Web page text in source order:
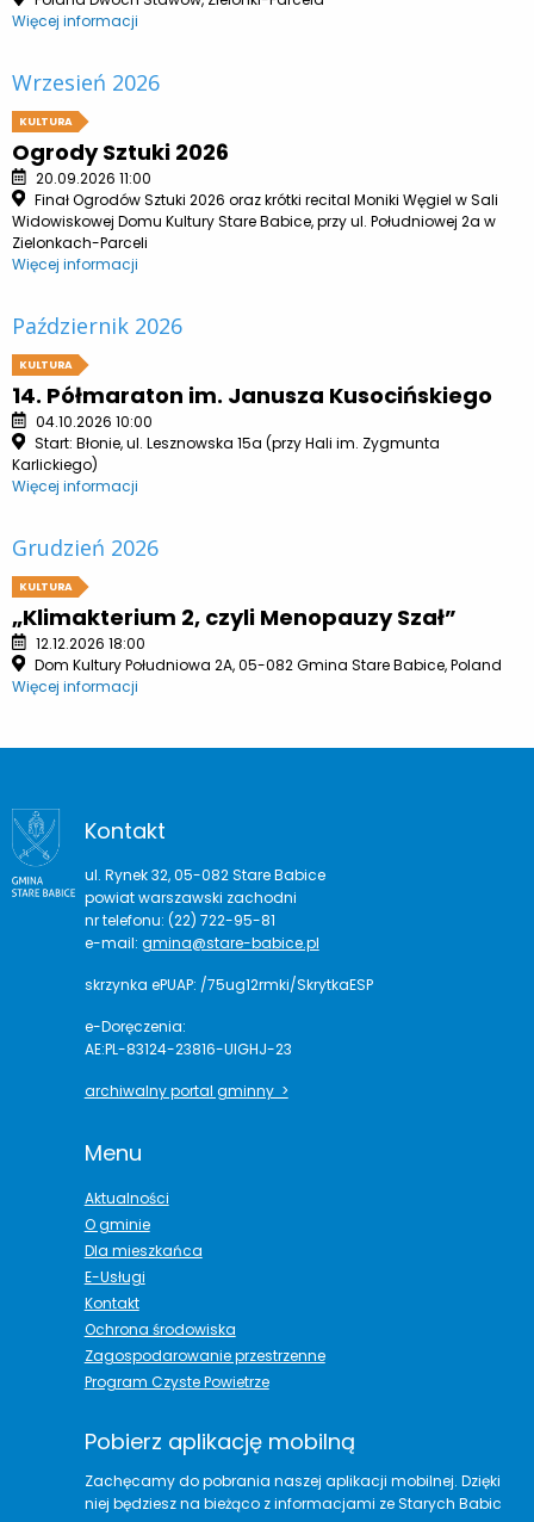
Więcej informacji
Wrzesień 2026
KULTURA
Ogrody Sztuki 2026
20.09.2026 11:00
Finał Ogrodów Sztuki 2026 oraz krótki recital Moniki Węgiel w Sali
Widowiskowej Domu Kultury Stare Babice, przy ul. Południowej 2a w
Zielonkach-Parceli
Więcej informacji
Październik 2026
KULTURA
14. Półmaraton im. Janusza Kusocińskiego
04.10.2026 10:00
Start: Błonie, ul. Lesznowska 15a (przy Hali im. Zygmunta
Karlickiego)
Więcej informacji
Grudzień 2026
KULTURA
„Klimakterium 2, czyli Menopauzy Szał”
12.12.2026 18:00
Dom Kultury Południowa 2A, 05-082 Gmina Stare Babice, Poland
Więcej informacji
Kontakt
ul. Rynek 32, 05-082 Stare Babice
powiat warszawski zachodni
nr telefonu: (22) 722-95-81
e-mail: gmina@stare-babice.pl
skrzynka ePUAP: /75ug12rmki/SkrytkaESP
e-Doręczenia:
AE:PL-83124-23816-UIGHJ-23
archiwalny portal gminny >
Menu
Aktualności
O gminie
Dla mieszkańca
E-Usługi
Kontakt
Ochrona środowiska
Zagospodarowanie przestrzenne
Program Czyste Powietrze
Pobierz aplikację mobilną
Zachęcamy do pobrania naszej aplikacji mobilnej. Dzięki
niej będziesz na bieżąco z informacjami ze Starych Babic